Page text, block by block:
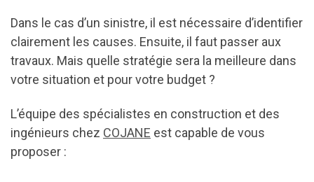
Dans le cas d’un sinistre, il est nécessaire d’identifier
clairement les causes. Ensuite, il faut passer aux
travaux. Mais quelle stratégie sera la meilleure dans
votre situation et pour votre budget ?
L’équipe des spécialistes en construction et des
ingénieurs chez COJANE est capable de vous
proposer :